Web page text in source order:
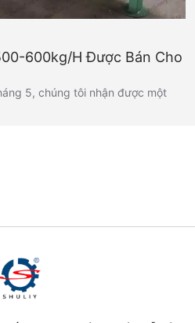
600kg/h Được Bán Cho
5, chúng tôi nhận được một